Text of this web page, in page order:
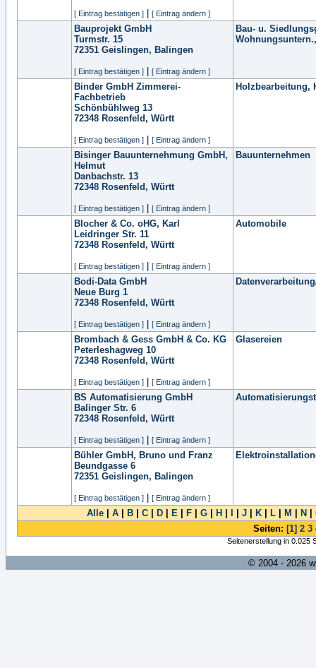
[ Eintrag bestätigen ] [ Eintrag ändern ]
Bauprojekt GmbH
Turmstr. 15
72351 Geislingen, Balingen
[ Eintrag bestätigen ] [ Eintrag ändern ]
Bau- u.
Binder GmbH Zimmerei-
Fachbetrieb
Schönbühlweg 13
72348 Rosenfeld, Württ
[ Eintrag bestätigen ] [ Eintrag ändern ]
Holzbearbeitung,
Bisinger Bauunternehmung GmbH,
Helmut
Danbachstr. 13
72348 Rosenfeld, Württ
[ Eintrag bestätigen ] [ Eintrag ändern ]
Bauunternehmen
Blocher & Co. oHG, Karl
Leidringer Str. 11
72348 Rosenfeld, Württ
[ Eintrag bestätigen ] [ Eintrag ändern ]
Automobile
Bodi-Data GmbH
Neue Burg 1
72348 Rosenfeld, Württ
[ Eintrag bestätigen ] [ Eintrag ändern ]
Brombach & Gess GmbH & Co. KG
Peterleshagweg 10
72348 Rosenfeld, Württ
[ Eintrag bestätigen ] [ Eintrag ändern ]
Glasereien
BS Automatisierung GmbH
Balinger Str. 6
72348 Rosenfeld, Württ
[ Eintrag bestätigen ] [ Eintrag ändern ]
Bühler GmbH, Bruno und Franz
Beundgasse 6
72351 Geislingen, Balingen
[ Eintrag bestätigen ] [ Eintrag ändern ]
Alle A B C D E F G H J K L M N
Seiten: [1] 2 3
Seitenerstellung in 0.025
© 2004 - 2026